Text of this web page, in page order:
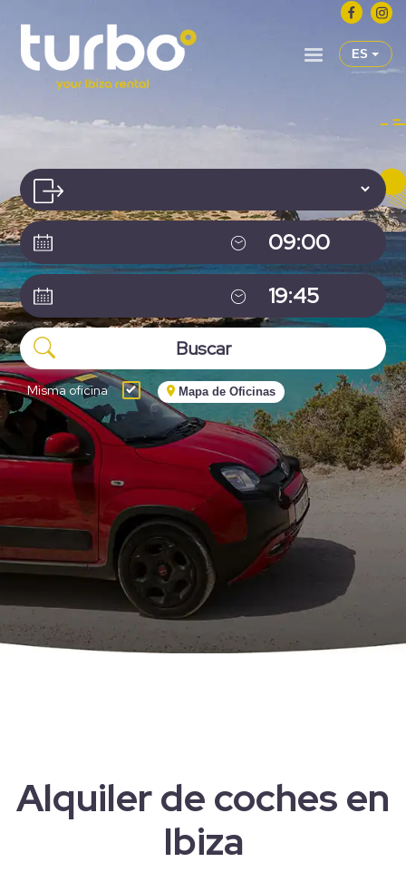
ES
Misma oficina Mapa de Oficinas
Alquiler de coches en
Ibiza